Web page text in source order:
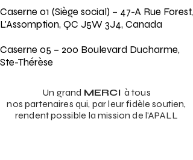
Caserne 01 (Siège social) – 47-A Rue Forest,
L'Assomption, QC J5W 3J4, Canada
Caserne 05 – 200 Boulevard Ducharme,
Ste-Thérèse
Un grand MERCI à tous
nos partenaires qui, par leur fidèle soutien,
rendent possible la mission de l'APALL